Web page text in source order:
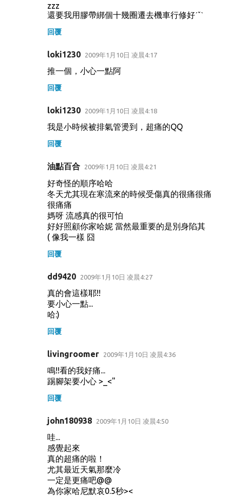
zzz
還要我用膠帶綁個十幾圈遷去機車行修好ˊˇˋ
回覆
loki1230 2009年1月10日 凌晨4:17
推一個，小心一點阿
回覆
loki1230 2009年1月10日 凌晨4:18
我是小時候被排氣管燙到，超痛的QQ
回覆
油點百合 2009年1月10日 凌晨4:21
好奇怪的順序哈哈
冬天尤其現在寒流來的時候受傷真的很痛很痛
很痛痛
媽呀 流感真的很可怕
好好照顧你家哈妮 當然最重要的是別身陷其
( 像我一樣 囧
回覆
dd9420 2009年1月10日 凌晨4:27
真的會這樣耶!!
要小心一點...
哈:)
回覆
livingroomer 2009年1月10日 凌晨4:36
鳴!!看的我好痛...
踢腳架要小心 >_<"
回覆
john180938 2009年1月10日 凌晨4:50
哇...
感覺起來
真的超痛的啦！
尤其最近天氣那麼冷
一定是更痛吧@@
為你家哈尼默哀0.5秒><